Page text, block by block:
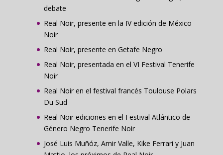
debate
Real Noir, presente en la IV edición de México
Noir
Real Noir, presente en Getafe Negro
Real Noir, presentada en el VI Festival Tenerife
Noir
Real Noir en el festival francés Toulouse Polars
Du Sud
Real Noir ediciones en el Festival Atlántico de
Género Negro Tenerife Noir
José Luis Muñóz, Amir Valle, Kike Ferrari y Juan